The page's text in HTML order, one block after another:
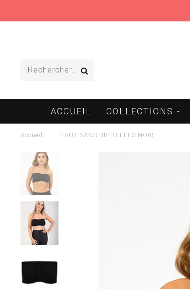
ACCUEIL COLLECTIONS
Accueil HAUT SANS BRETELLES NOIR